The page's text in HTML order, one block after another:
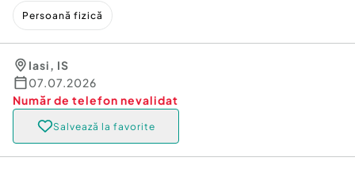
Persoană fizică
Iasi, IS
07.07.2026
Număr de telefon nevalidat
Salvează la favorite